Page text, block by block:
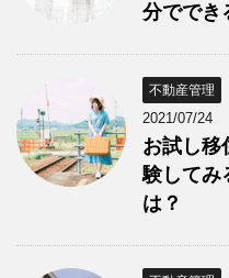
分ででき
不動産管理
2021/07/24
お試し移
験してみ
は？